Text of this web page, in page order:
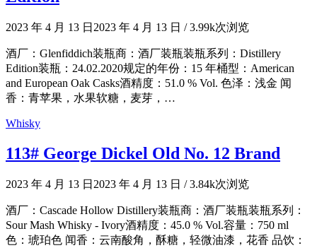
2023 年 4 月 13 日 2023 年 4 月 13 日 /3.99k次浏览
酒厂：Glenfiddich装瓶商：酒厂装瓶装瓶系列：Distillery
Edition装瓶：24.02.2020规定的年份：15 年桶型：American
and European Oak Casks酒精度：51.0 % Vol. 色泽：浅金 闻
香：青苹果，水果软糖，麦芽，…
Whisky
113# George Dickel Old No. 12 Brand
2023 年 4 月 13 日 2023 年 4 月 13 日 /3.84k次浏览
酒厂：Cascade Hollow Distillery装瓶商：酒厂装瓶装瓶系列：
Sour Mash Whisky - Ivory酒精度：45.0 % Vol.容量：750 ml
色：琥珀色 闻香：云南酸角，酥糖，轻微油漆，花香 品饮：